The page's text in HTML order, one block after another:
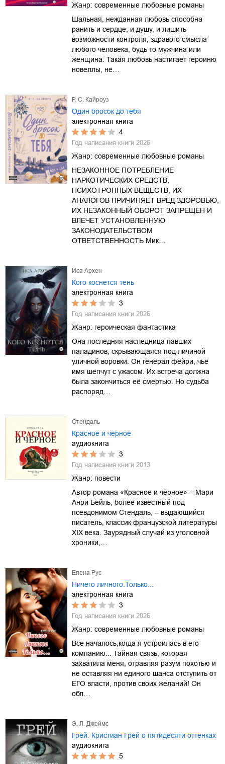
Жанр: современные любовные романы
Шальная, нежданная любовь способна
ранить и сердце, и душу, и лишить
возможности контроля, здравого смысла
любого человека, будь то мужчина или
женщина. Такая любовь настигает героиню
новеллы, не…
Р. С. Кайроуз
Один бросок до тебя
электронная книга
4
Год написания книги 2026
Жанр: современные любовные романы
НЕЗАКОННОЕ ПОТРЕБЛЕНИЕ
НАРКОТИЧЕСКИХ СРЕДСТВ,
ПСИХОТРОПНЫХ ВЕЩЕСТВ, ИХ
АНАЛОГОВ ПРИЧИНЯЕТ ВРЕД ЗДОРОВЬЮ,
ИХ НЕЗАКОННЫЙ ОБОРОТ ЗАПРЕЩЕН И
ВЛЕЧЕТ УСТАНОВЛЕННУЮ
ЗАКОНОДАТЕЛЬСТВОМ
ОТВЕТСТВЕННОСТЬ Мик…
Иса Архен
Кого коснется тень
электронная книга
3
Год написания книги 2026
Жанр: героическая фантастика
Она последняя наследница павших
паладинов, скрывающаяся под личиной
уличной воровки. Он генерал фейри, чьё
имя шепчут с ужасом. Их встреча должна
была закончиться её смертью. Но судьба
распоряд…
Стендаль
Красное и чёрное
аудиокнига
3
Год написания книги 2013
Жанр: повести
Автор романа «Красное и чёрное» – Мари
Анри Бейль, более известный под
псевдонимом Стендаль, – выдающийся
писатель, классик французской литературы
XIX века. Заурядный случай из уголовной
хроники,…
Елена Рус
Ничего личного.Только...
электронная книга
3
Год написания книги 2026
Жанр: современные любовные романы
Все началось,когда я устроилась в его
компанию... Тайная связь, которая
захватила меня, отравляя разум похотью и
не оставляя ни единого шанса отступить от
ЕГО власти, против своих желаний! Он
обл…
Э. Л. Джеймс
Грей. Кристиан Грей о пятидесяти оттенках
аудиокнига
5